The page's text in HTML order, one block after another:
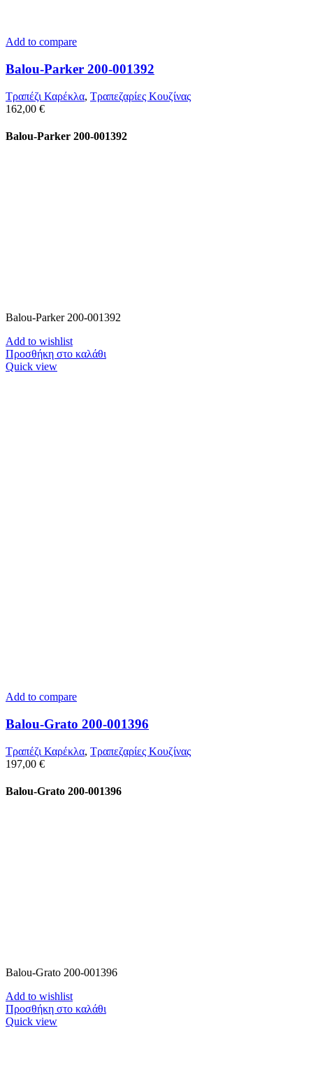
Add to compare
Balou-Parker 200-001392
Τραπέζι Καρέκλα, Τραπεζαρίες Κουζίνας
162,00 €
Balou-Parker 200-001392
Balou-Parker 200-001392
Add to wishlist
Προσθήκη στο καλάθι
Quick view
Add to compare
Balou-Grato 200-001396
Τραπέζι Καρέκλα, Τραπεζαρίες Κουζίνας
197,00 €
Balou-Grato 200-001396
Balou-Grato 200-001396
Add to wishlist
Προσθήκη στο καλάθι
Quick view